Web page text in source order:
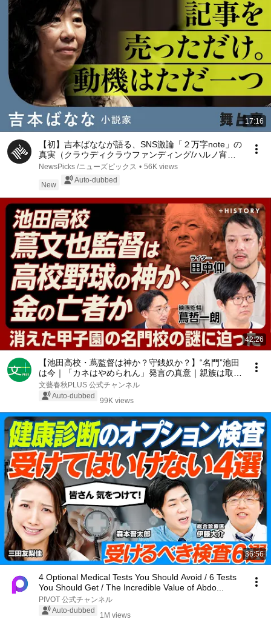
17:16
【初】吉本ばななが語る、SNS激論「２万字note」の
真実（クラウディクラウファンディング/ハルノ宵子/
吉本和子/吉本隆明）
NewsPicks /ニューズピックス • 56K views
New
Auto-dubbed
42:26
【池田高校・蔦監督は神か？守銭奴か？】“名門”池田
は今｜「カネはやめられん」発言の真意｜親族は取材
を「よく思ってない」｜寄付がないと…「甲子園の資
金ゲーム化」｜町が生んだ同調圧力【田中仰×蔦哲一
文藝春秋PLUS 公式チャンネル
Auto-dubbed
99K views
36:56
4 Optional Medical Tests You Should Avoid / 6 Tests
You Should Get / The Incredible Value of Abdo...
PIVOT 公式チャンネル
Auto-dubbed
1M views